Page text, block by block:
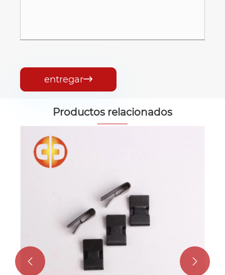
entregar
Productos relacionados
 